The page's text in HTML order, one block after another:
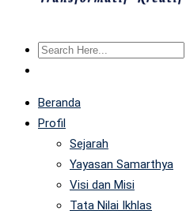
Beranda
Profil
Sejarah
Yayasan Samarthya
Visi dan Misi
Tata Nilai Ikhlas